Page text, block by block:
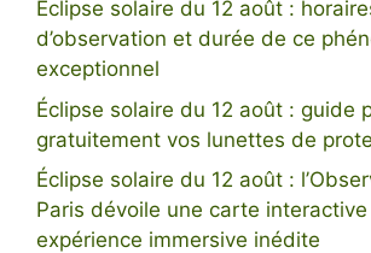
Éclipse solaire du 12 août :
d’observation et durée de ce
exceptionnel
Éclipse solaire du 12 août : guide
gratuitement vos lunettes de
Éclipse solaire du 12 août :
Paris dévoile une carte
expérience immersive inédite